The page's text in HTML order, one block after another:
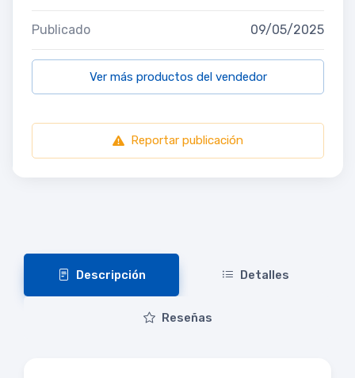
Publicado 09/05/2025
Ver más productos del vendedor
Reportar publicación
Descripción Detalles
Reseñas